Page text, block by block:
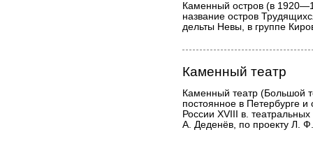
Каменный остров (в
название остров
дельты Невы, в группе
Каменный театр
Каменный театр (Большой
постоянное в Петербурге
России XVIII в.
А. Деденёв, по проекту Л.